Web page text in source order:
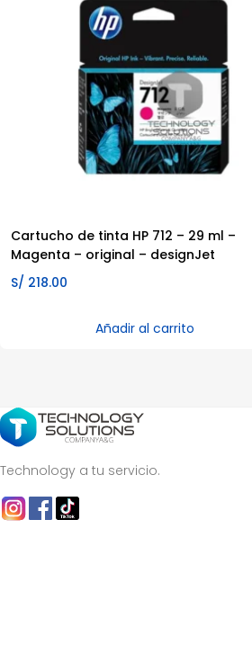
Cartucho de tinta HP 712 – 29 ml –
Magenta – original – designJet
S/ 218.00
Añadir al carrito
Technology a tu servicio.